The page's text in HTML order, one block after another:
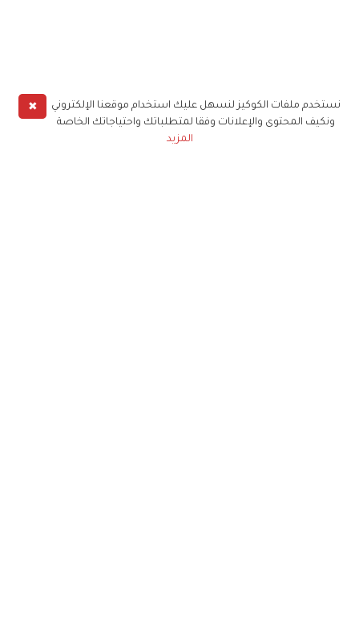
✖
نستخدم ملفات الكوكيز لنسهل عليك استخدام موقعنا الإلكتروني
ونكيف المحتوى والإعلانات وفقا لمتطلباتك واحتياجاتك الخاصة
المزيد